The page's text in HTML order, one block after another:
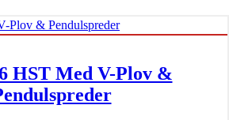
HST Med V-Plov &